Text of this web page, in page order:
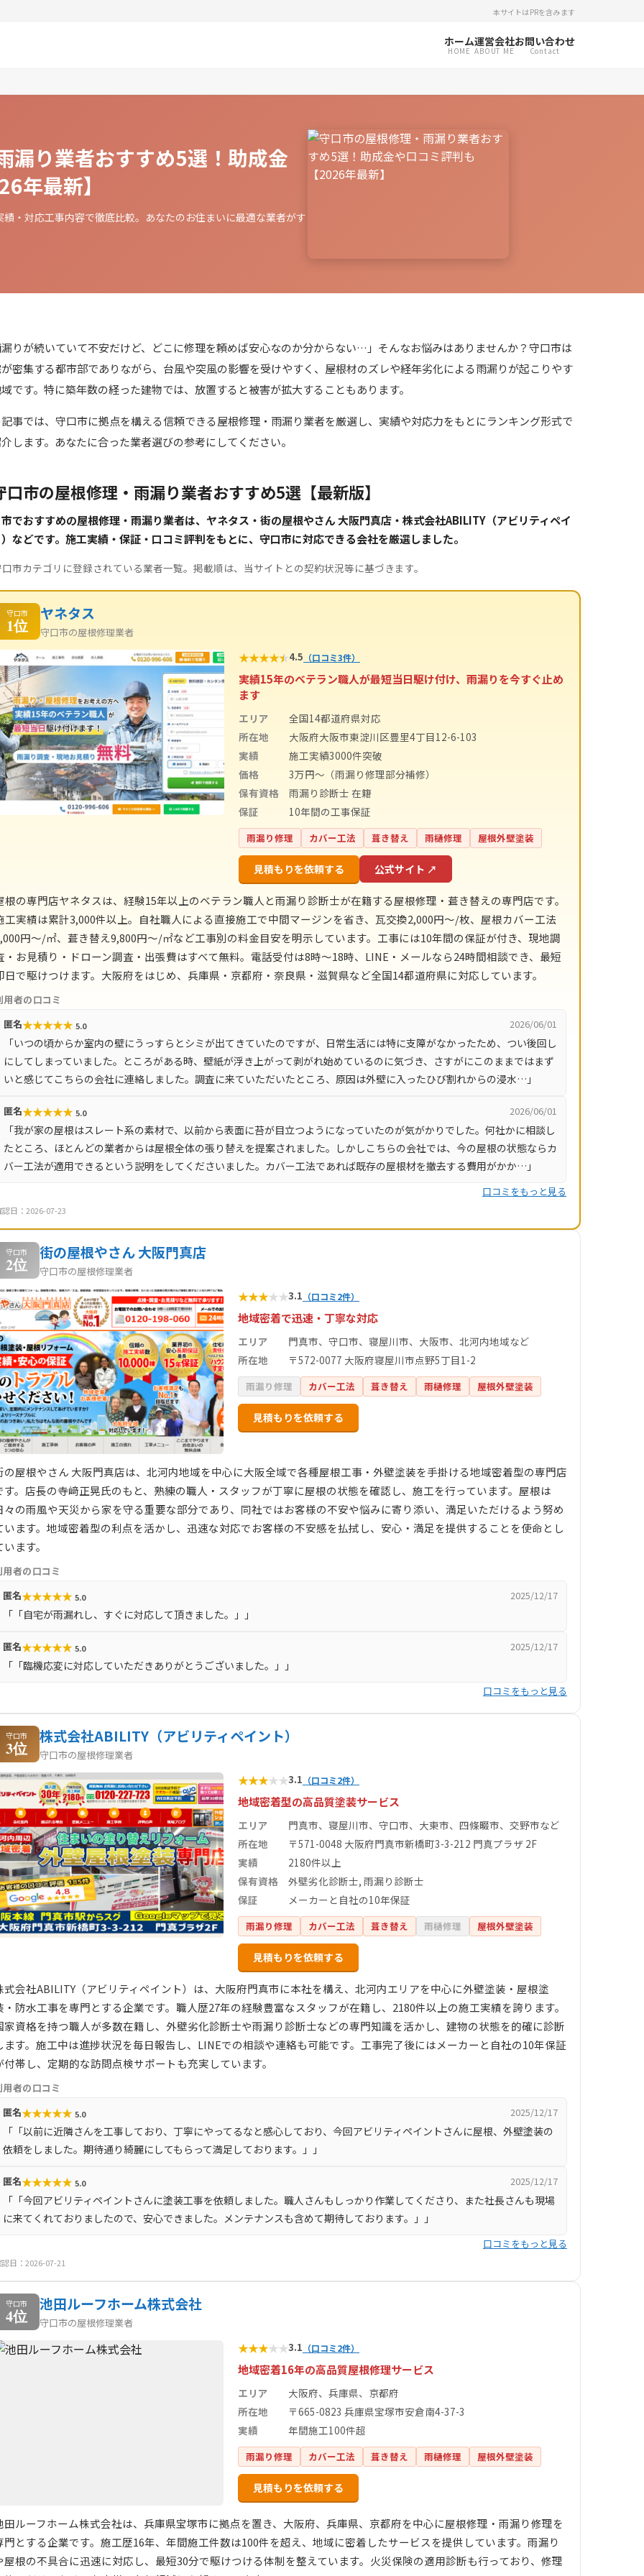
本サイトはPRを含みます
ホーム
HOME
運営会社
ABOUT ME
お問い合わせ
Contact
漏り業者おすすめ5選！助成金
年最新】
・対応工事内容で徹底比較。あなたのお住まいに最適な業者がす
りが続いていて不安だけど、どこに修理を頼めば安心なのか分からない…」そんなお悩みはありませんか？守口市は
密集する都市部でありながら、台風や突風の影響を受けやすく、屋根材のズレや経年劣化による雨漏りが起こりやす
です。特に築年数の経った建物では、放置すると被害が拡大することもあります。
事では、守口市に拠点を構える信頼できる屋根修理・雨漏り業者を厳選し、実績や対応力をもとにランキング形式で
します。あなたに合った業者選びの参考にしてください。
口市の屋根修理・雨漏り業者おすすめ5選【最新版】
でおすすめの屋根修理・雨漏り業者は、ヤネタス・街の屋根やさん 大阪門真店・株式会社ABILITY（アビリティペイ
などです。施工実績・保証・口コミ評判をもとに、守口市に対応できる会社を厳選しました。
市カテゴリに登録されている業者一覧。掲載順は、当サイトとの契約状況等に基づきます。
守口市
1位
ヤネタス
守口市の屋根修理業者
★★★★★4.5 （口コミ3件）
実績15年のベテラン職人が最短当日駆け付け、雨漏りを今すぐ止め
ます
エリア
全国14都道府県対応
所在地
大阪府大阪市東淀川区豊里4丁目12-6-103
実績
施工実績3000件突破
価格
3万円〜（雨漏り修理部分補修）
保有資格
雨漏り診断士 在籍
保証
10年間の工事保証
雨漏り修理 カバー工法 葺き替え 雨樋修理 屋根外壁塗装
見積もりを依頼する 公式サイト ↗
根の専門店ヤネタスは、経験15年以上のベテラン職人と雨漏り診断士が在籍する屋根修理・葺き替えの専門店です。
工実績は累計3,000件以上。自社職人による直接施工で中間マージンを省き、瓦交換2,000円〜/枚、屋根カバー工法
円〜/㎡、葺き替え9,800円〜/㎡など工事別の料金目安を明示しています。工事には10年間の保証が付き、現地調
・お見積り・ドローン調査・出張費はすべて無料。電話受付は8時〜18時、LINE・メールなら24時間相談でき、最短
日で駆けつけます。大阪府をはじめ、兵庫県・京都府・奈良県・滋賀県など全国14都道府県に対応しています。
用者の口コミ
匿名★★★★★ 5.0 2026/06/01
「いつの頃からか室内の壁にうっすらとシミが出てきていたのですが、日常生活には特に支障がなかったため、つい後回し
にしてしまっていました。ところがある時、壁紙が浮き上がって剥がれ始めているのに気づき、さすがにこのままではまず
いと感じてこちらの会社に連絡しました。調査に来ていただいたところ、原因は外壁に入ったひび割れからの浸水…」
匿名★★★★★ 5.0 2026/06/01
「我が家の屋根はスレート系の素材で、以前から表面に苔が目立つようになっていたのが気がかりでした。何社かに相談し
たところ、ほとんどの業者からは屋根全体の張り替えを提案されました。しかしこちらの会社では、今の屋根の状態ならカ
バー工法が適用できるという説明をしてくださいました。カバー工法であれば既存の屋根材を撤去する費用がかか…」
口コミをもっと見る
認日：2026-07-23
守口市
2位
街の屋根やさん 大阪門真店
守口市の屋根修理業者
★★★★★3.1 （口コミ2件）
地域密着で迅速・丁寧な対応
エリア
門真市、守口市、寝屋川市、大阪市、北河内地域など
所在地
〒572-0077 大阪府寝屋川市点野5丁目1-2
雨漏り修理 カバー工法 葺き替え 雨樋修理 屋根外壁塗装
見積もりを依頼する
の屋根やさん 大阪門真店は、北河内地域を中心に大阪全域で各種屋根工事・外壁塗装を手掛ける地域密着型の専門店
す。店長の寺﨑正晃氏のもと、熟練の職人・スタッフが丁寧に屋根の状態を確認し、施工を行っています。屋根は
々の雨風や天災から家を守る重要な部分であり、同社ではお客様の不安や悩みに寄り添い、満足いただけるよう努め
います。地域密着型の利点を活かし、迅速な対応でお客様の不安感を払拭し、安心・満足を提供することを使命とし
います。
用者の口コミ
匿名★★★★★ 5.0 2025/12/17
「「自宅が雨漏れし、すぐに対応して頂きました。」」
匿名★★★★★ 5.0 2025/12/17
「「臨機応変に対応していただきありがとうございました。」」
口コミをもっと見る
守口市
3位
株式会社ABILITY（アビリティペイント）
守口市の屋根修理業者
★★★★★3.1 （口コミ2件）
地域密着型の高品質塗装サービス
エリア
門真市、寝屋川市、守口市、大東市、四條畷市、交野市など
所在地
〒571-0048 大阪府門真市新橋町3-3-212 門真プラザ 2F
実績
2180件以上
保有資格
外壁劣化診断士, 雨漏り診断士
保証
メーカーと自社の10年保証
雨漏り修理 カバー工法 葺き替え 雨樋修理 屋根外壁塗装
見積もりを依頼する
式会社ABILITY（アビリティペイント）は、大阪府門真市に本社を構え、北河内エリアを中心に外壁塗装・屋根塗
・防水工事を専門とする企業です。職人歴27年の経験豊富なスタッフが在籍し、2180件以上の施工実績を誇ります。
家資格を持つ職人が多数在籍し、外壁劣化診断士や雨漏り診断士などの専門知識を活かし、建物の状態を的確に診断
ます。施工中は進捗状況を毎日報告し、LINEでの相談や連絡も可能です。工事完了後にはメーカーと自社の10年保証
付帯し、定期的な訪問点検サポートも充実しています。
用者の口コミ
匿名★★★★★ 5.0 2025/12/17
「「以前に近隣さんを工事しており、丁寧にやってるなと感心しており、今回アビリティペイントさんに屋根、外壁塗装の
依頼をしました。期待通り綺麗にしてもらって満足しております。」」
匿名★★★★★ 5.0 2025/12/17
「「今回アビリティペイントさんに塗装工事を依頼しました。職人さんもしっかり作業してくださり、また社長さんも現場
に来てくれておりましたので、安心できました。メンテナンスも含めて期待しております。」」
口コミをもっと見る
日：2026-07-21
守口市
4位
池田ルーフホーム株式会社
守口市の屋根修理業者
★★★★★3.1 （口コミ2件）
地域密着16年の高品質屋根修理サービス
エリア
大阪府、兵庫県、京都府
所在地
〒665-0823 兵庫県宝塚市安倉南4-37-3
実績
年間施工100件超
雨漏り修理 カバー工法 葺き替え 雨樋修理 屋根外壁塗装
見積もりを依頼する
田ルーフホーム株式会社は、兵庫県宝塚市に拠点を置き、大阪府、兵庫県、京都府を中心に屋根修理・雨漏り修理を
門とする企業です。施工歴16年、年間施工件数は100件を超え、地域に密着したサービスを提供しています。雨漏り
屋根の不具合に迅速に対応し、最短30分で駆けつける体制を整えています。火災保険の適用診断も行っており、修理